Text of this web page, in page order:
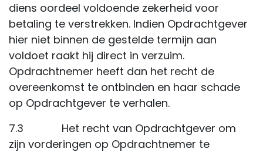
diens oordeel voldoende zekerheid voor
betaling te verstrekken. Indien Opdrachtgever
hier niet binnen de gestelde termijn aan
voldoet raakt hij direct in verzuim.
Opdrachtnemer heeft dan het recht de
overeenkomst te ontbinden en haar schade
op Opdrachtgever te verhalen.
7.3 Het recht van Opdrachtgever om
zijn vorderingen op Opdrachtnemer te